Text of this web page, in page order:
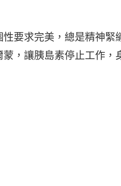
要求完美，總是精神緊
，讓胰島素停止工作，